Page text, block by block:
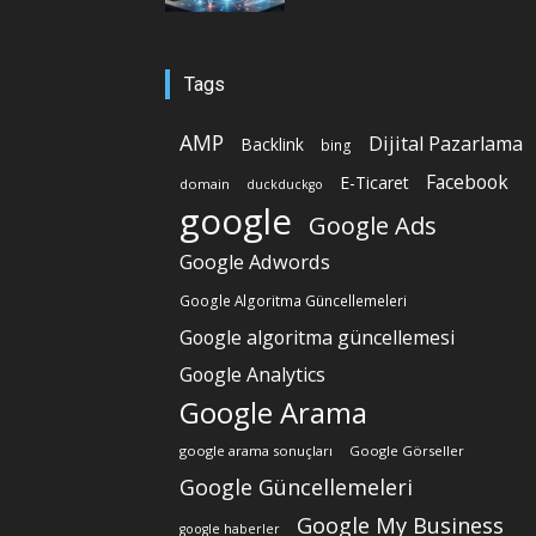
Tags
AMP Backlink bing Dijital Pazarlama
domain duckduckgo E-Ticaret Facebook
google Google Ads
Google Adwords
Google Algoritma Güncellemeleri
Google algoritma güncellemesi
Google Analytics
Google Arama
google arama sonuçları Google Görseller
Google Güncellemeleri
google haberler Google My Business